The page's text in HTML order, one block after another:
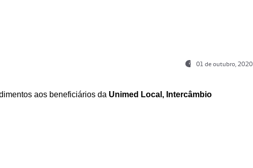
01 de outubro, 2020
aos beneficiários da Unimed Local, Intercâmbio